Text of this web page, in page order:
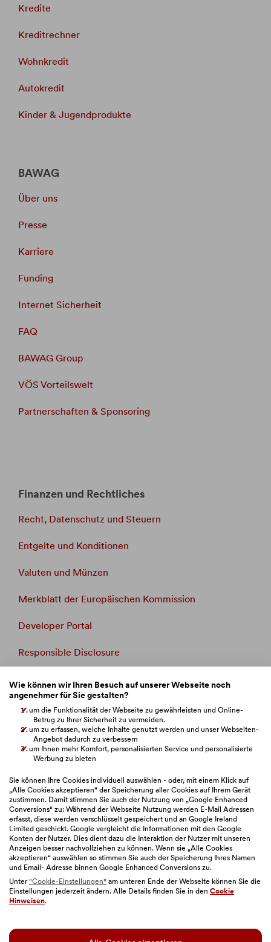
Kredite
Kreditrechner
Wohnkredit
Autokredit
Kinder & Jugendprodukte
BAWAG
Über uns
Presse
Karriere
Funding
Internet Sicherheit
FAQ
BAWAG Group
VÖS Vorteilswelt
Partnerschaften & Sponsoring
Finanzen und Rechtliches
Recht, Datenschutz und Steuern
Entgelte und Konditionen
Valuten und Münzen
Merkblatt der Europäischen Kommission
Developer Portal
Responsible Disclosure
Whistleblowing
Beschwerdemanagement
Verbandsklage
BAWAG Webseiten
Bitte auswählen
Sitemap
|
Cookie-Einstellungen
Wie können wir Ihren Besuch auf unserer Webseite noch
angenehmer für Sie gestalten?
um die Funktionalität der Webseite zu gewährleisten und Online-
Betrug zu Ihrer Sicherheit zu vermeiden.
um zu erfassen, welche Inhalte genutzt werden und unser Webseiten-
Angebot dadurch zu verbessern
um Ihnen mehr Komfort, personalisierten Service und personalisierte
Werbung zu bieten
Sie können Ihre Cookies individuell auswählen - oder, mit einem Klick auf
„Alle Cookies akzeptieren“ der Speicherung aller Cookies auf Ihrem Gerät
zustimmen. Damit stimmen Sie auch der Nutzung von „Google Enhanced
Conversions“ zu: Während der Webseite Nutzung werden E-Mail Adressen
erfasst, diese werden verschlüsselt gespeichert und an Google Ireland
Limited geschickt. Google vergleicht die Informationen mit den Google
Konten der Nutzer. Dies dient dazu die Interaktion der Nutzer mit unseren
Anzeigen besser nachvollziehen zu können. Wenn sie „Alle Cookies
akzeptieren“ auswählen so stimmen Sie auch der Speicherung Ihres Namen
und Email- Adresse binnen Google Enhanced Conversions zu.
Unter"Cookie-Einstellungen" am unteren Ende der Webseite können Sie die
Einstellungen jederzeit ändern. Alle Details finden Sie in den Cookie
Hinweisen.